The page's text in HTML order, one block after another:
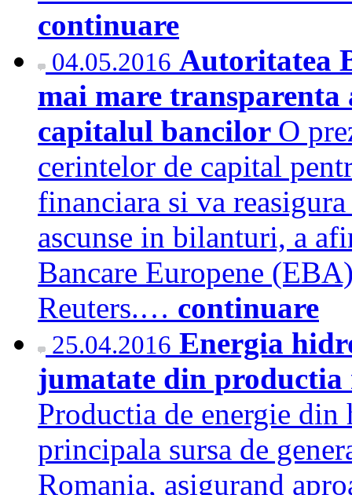
continuare
04.05.2016 Autoritatea
mai mare
capitalul bancilor O
cerintelor de capital
financiara si va
ascunse in bilanturi, a
Bancare Europene
Reuters.… continuare
25.04.2016 Energia
jumatate din productia
Productia de energie
principala sursa de
Romania, asigurand